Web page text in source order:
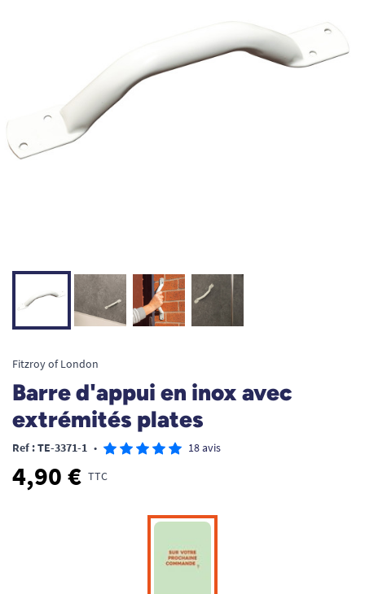
Fitzroy of London
Barre d'appui en inox avec
extrémités plates
Ref : TE-3371-1 • 18 avis
4,90 € TTC